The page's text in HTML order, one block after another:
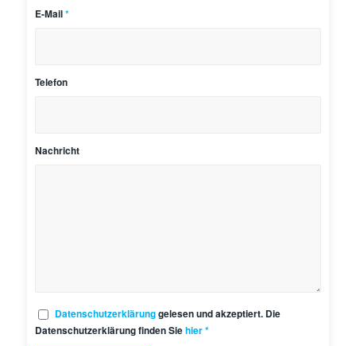
E-Mail*
Telefon
Nachricht
Datenschutzerklärunggelesen und akzeptiert. Die
Datenschutzerklärung finden Siehier *